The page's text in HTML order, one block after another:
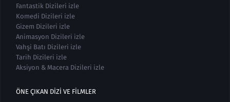
Fantastik Dizileri izle
Komedi Dizileri izle
Gizem Dizileri izle
Animasyon Dizileri izle
Vahşi Batı Dizileri izle
Tarih Dizileri izle
Aksiyon & Macera Dizileri izle
ÖNE ÇIKAN DIZI VE FILMLER